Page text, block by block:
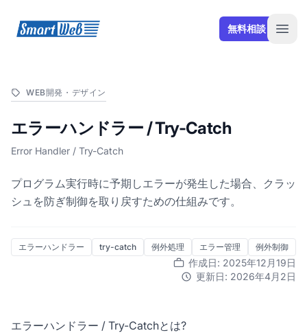
SmartWeb 無料相談
WEB開発・デザイン
エラーハンドラー / Try-Catch
Error Handler / Try-Catch
プログラム実行時に予期しエラーが発生した場合、クラッ
シュを防ぎ制御を取り戻すための仕組みです。
エラーハンドラー try-catch 例外処理 エラー管理 例外制御
作成日: 2025年12月19日
更新日: 2026年4月2日
エラーハンドラー / Try-Catchとは?